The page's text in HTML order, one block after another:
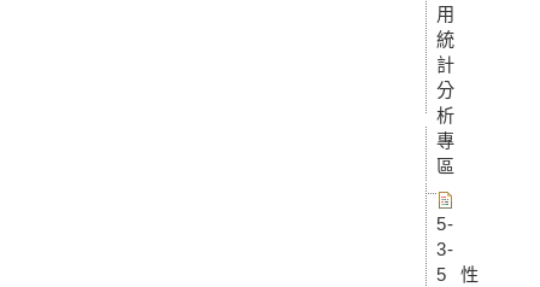
用
統
計
分
析
專
區
5-
3-
5 性